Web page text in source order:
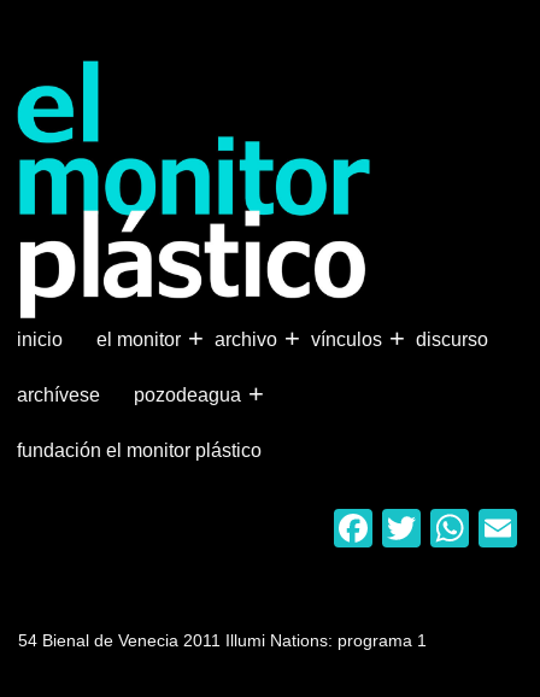
principal
inicio +
el monitor +
archivo +
vínculos discurso
archívese +
pozodeagua
fundación el monitor plástico
Twitter
54 Bienal de Venecia 2011 Illumi Nations: programa 1